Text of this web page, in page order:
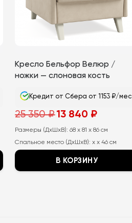
Кресло Бельфор Велюр /
ножки — слоновая кость
Кредит от Сбера от 1153 ₽/мес
25 350₽Первоначальная
цена
25
₽.
13 840 ₽Текущая
840
Размеры (ДхШхВ):68 x 81 x 86 см
Спальное место (ДхШхВ):x x 46 см
В КОРЗИНУ